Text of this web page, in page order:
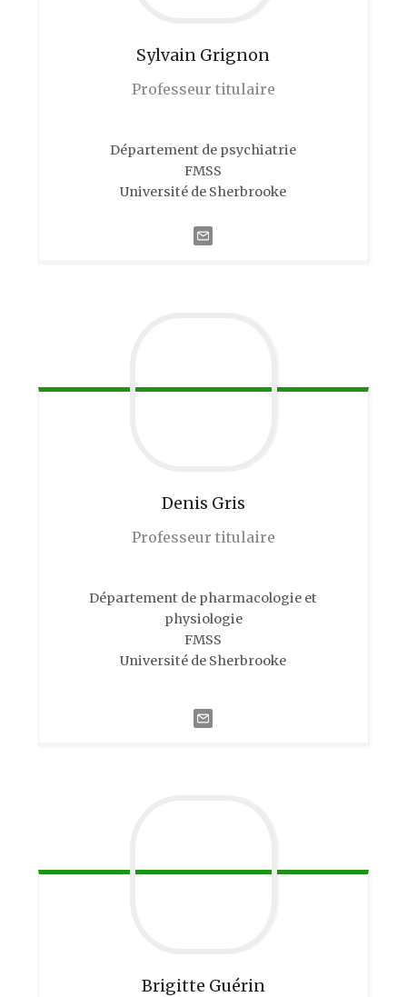
Sylvain Grignon
Professeur titulaire
Département de psychiatrie
FMSS
Université de Sherbrooke
Denis Gris
Professeur titulaire
Département de pharmacologie et
physiologie
FMSS
Université de Sherbrooke
Brigitte Guérin